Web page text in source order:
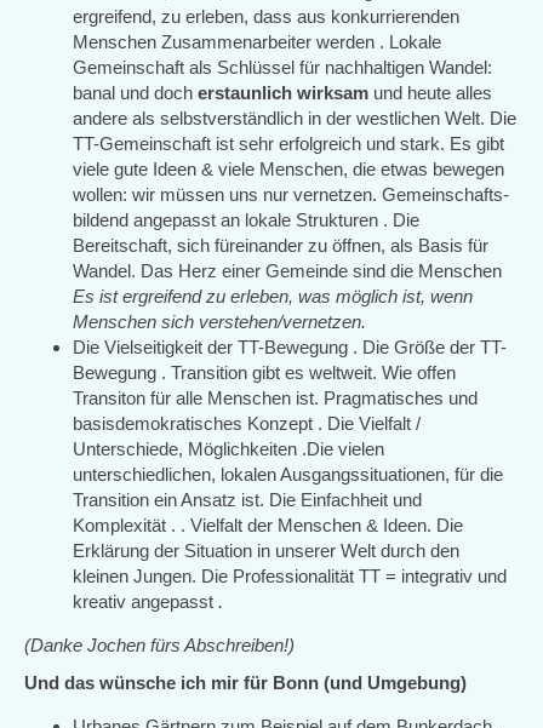
ergreifend, zu erleben, dass aus konkurrierenden
Menschen Zusammenarbeiter werden . Lokale
Gemeinschaft als Schlüssel für nachhaltigen Wandel:
banal und doch erstaunlich wirksam und heute alles
andere als selbstverständlich in der westlichen Welt. Die
TT-Gemeinschaft ist sehr erfolgreich und stark. Es gibt
viele gute Ideen & viele Menschen, die etwas bewegen
wollen: wir müssen uns nur vernetzen. Gemeinschafts-
bildend angepasst an lokale Strukturen . Die
Bereitschaft, sich füreinander zu öffnen, als Basis für
Wandel. Das Herz einer Gemeinde sind die Menschen
Es ist ergreifend zu erleben, was möglich ist, wenn
Menschen sich verstehen/vernetzen.
Die Vielseitigkeit der TT-Bewegung . Die Größe der TT-
Bewegung . Transition gibt es weltweit. Wie offen
Transiton für alle Menschen ist. Pragmatisches und
basisdemokratisches Konzept . Die Vielfalt /
Unterschiede, Möglichkeiten .Die vielen
unterschiedlichen, lokalen Ausgangssituationen, für die
Transition ein Ansatz ist. Die Einfachheit und
Komplexität . . Vielfalt der Menschen & Ideen. Die
Erklärung der Situation in unserer Welt durch den
kleinen Jungen. Die Professionalität TT = integrativ und
kreativ angepasst .
(Danke Jochen fürs Abschreiben!)
Und das wünsche ich mir für Bonn (und Umgebung)